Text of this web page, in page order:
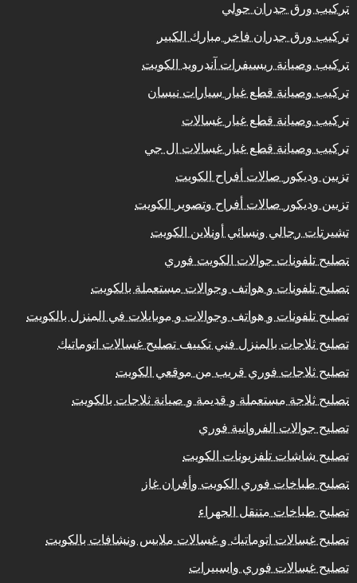
تركيب ورق جدران حولي
تركيب ورق جدران فاخر مبارك الكبير
تركيب وصيانة ريسيفرات آندرويد الكويت
تركيب وصيانة قطع غيار سيارات نيسان
تركيب وصيانة قطع غيار غسالات
تركيب وصيانة قطع غيار غسالات ال جي
تزيين وديكور صالات أفراح الكويت
تزيين وديكور صالات أفراح وتصوير الكويت
تشيرتات رجالي ونسائي أونلاين الكويت
تصليح تلفونات جوالات الكويت فوري
تصليح تلفونات و هواتف وجوالات مستعملة بالكويت
تصليح تلفونات و هواتف وجوالات و موبايلات في المنزل بالكويت
تصليح ثلاجات بالمنزل فني تكييف تصليح غسالات اتوماتيك
تصليح ثلاجات فوري قريب من موقعي الكويت
تصليح ثلاجة مستعملة و قديمة و صيانة ثلاجات بالكويت
تصليح جوالات الفروانية فوري
تصليح شاشات تلفزيونات الكويت
تصليح طباخات فوري الكويت وأفران غاز
تصليح طباخات متنقل الجهراء
تصليح غسالات اتوماتيك و غسالات ملابس ونشافات بالكويت
تصليح غسالات فوري واسبيرات